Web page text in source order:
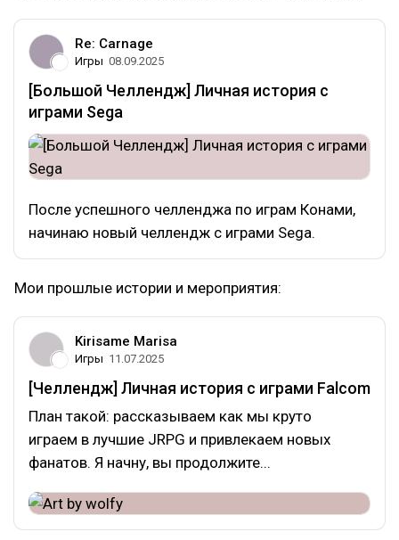
Re: Carnage
Игры 08.09.2025
[Большой Челлендж] Личная история с
играми Sega
После успешного челленджа по играм Конами,
начинаю новый челлендж с играми Sega.
Мои прошлые истории и мероприятия:
Kirisame Marisa
Игры 11.07.2025
[Челлендж] Личная история с играми Falcom
План такой: рассказываем как мы круто
играем в лучшие JRPG и привлекаем новых
фанатов. Я начну, вы продолжите...